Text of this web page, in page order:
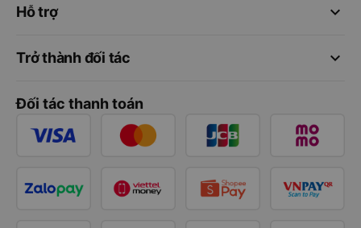
keyboard_arrow_down
Hỗ trợ
keyboard_arrow_down
Trở thành đối tác
Đối tác thanh toán